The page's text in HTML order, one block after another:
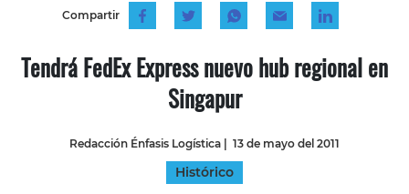
Compartir
Tendrá FedEx Express nuevo hub regional en
Singapur
Redacción Énfasis Logística | 13 de mayo del 2011
Histórico